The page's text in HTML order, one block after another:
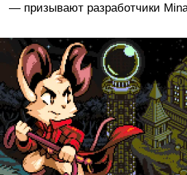
— призывают разработчики